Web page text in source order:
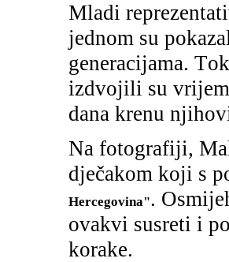
Mladi
jednom su
generacijama.
izdvojili su
dana krenu
Na fotografiji,
dječakom koji s
Hercegovina".
ovakvi susreti i
korake.